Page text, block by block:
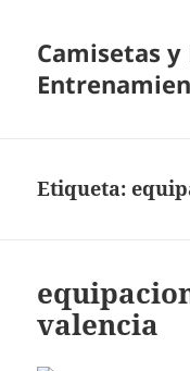
Camisetas y
Etiqueta:
valencia